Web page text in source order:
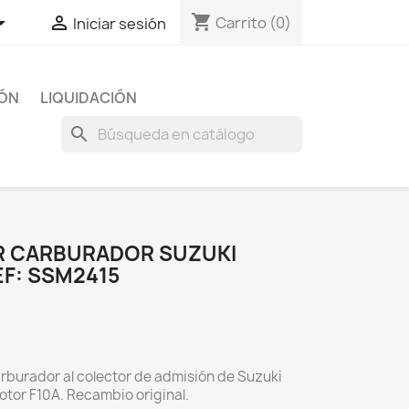
 Iniciar sesión shopping_cart Carrito (0)
LIQUIDACIÓN
search
CARBURADOR SUZUKI
SSM2415
al colector de admisión de Suzuki
F10A. Recambio original.